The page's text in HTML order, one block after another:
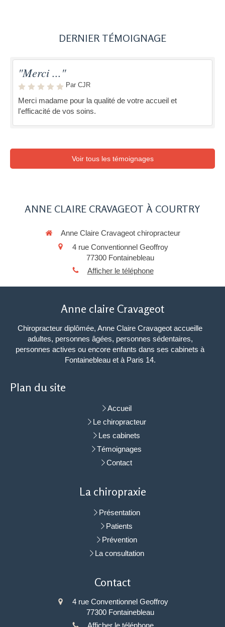
DERNIER TÉMOIGNAGE
"Merci ..."
Par CJR
Merci madame pour la qualité de votre accueil et
l'efficacité de vos soins.
Voir tous les témoignages
ANNE CLAIRE CRAVAGEOT À COURTRY
Anne Claire Cravageot chiropracteur
4 rue Conventionnel Geoffroy
77300 Fontainebleau
Afficher le téléphone
Anne claire Cravageot
Chiropracteur diplômée, Anne Claire Cravageot accueille
adultes, personnes âgées, personnes sédentaires,
personnes actives ou encore enfants dans ses cabinets à
Fontainebleau et à Paris 14.
Plan du site
Accueil
Le chiropracteur
Les cabinets
Témoignages
Contact
La chiropraxie
Présentation
Patients
Prévention
La consultation
Contact
4 rue Conventionnel Geoffroy
77300 Fontainebleau